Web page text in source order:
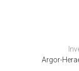
Argor-